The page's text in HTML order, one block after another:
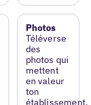
Photos
Téléverse
des
photos qui
mettent
en valeur
ton
établissement,